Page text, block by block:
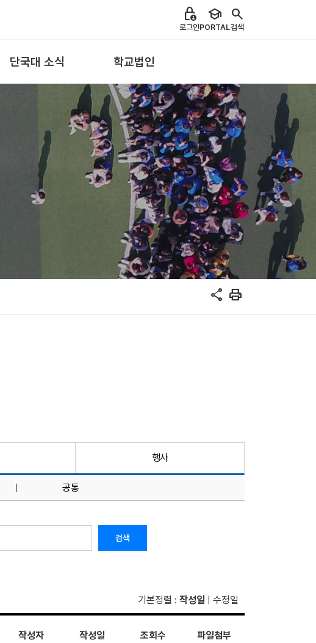
lock_person
로그인
school
PORTAL
search
검색
단국대 소식 학교법인
share print
행사
공통
검색
기본정렬 : 작성일 수정일
작성자 작성일 조회수 파일첨부